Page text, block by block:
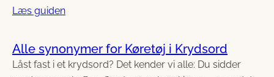
Læs guiden
Alle synonymer for Køretøj i Krydsord
Låst fast i et krydsord? Det kender vi alle: Du sidder